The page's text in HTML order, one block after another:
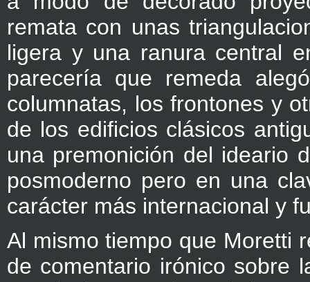
remata con unas
ligera y una ranura central
parecería que remeda
columnatas, los frontones y
de los edificios clásicos
una premonición del ideario
posmoderno pero en una
carácter más internacional y
Al mismo tiempo que Moretti
de comentario irónico sobre